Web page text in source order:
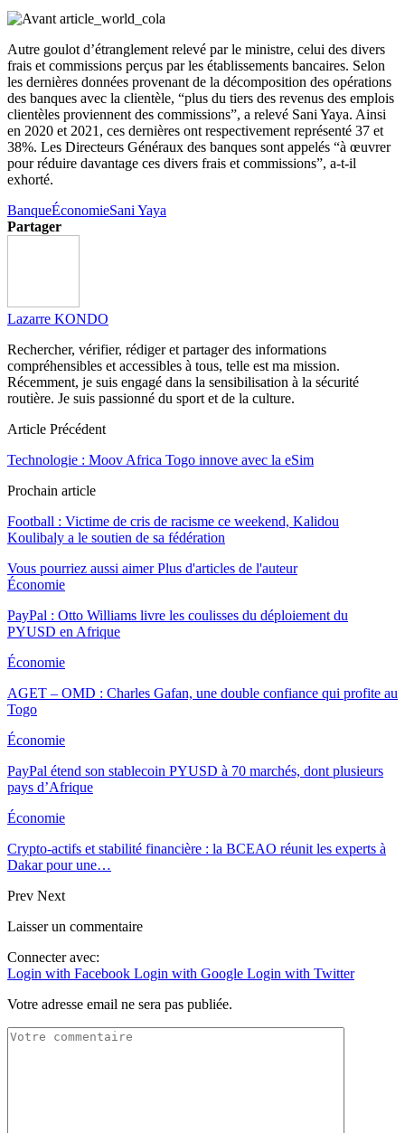
Autre goulot d’étranglement relevé par le ministre, celui des divers
frais et commissions perçus par les établissements bancaires. Selon
les dernières données provenant de la décomposition des opérations
des banques avec la clientèle, “plus du tiers des revenus des emplois
clientèles proviennent des commissions”, a relevé Sani Yaya. Ainsi
en 2020 et 2021, ces dernières ont respectivement représenté 37 et
38%. Les Directeurs Généraux des banques sont appelés “à œuvrer
pour réduire davantage ces divers frais et commissions”, a-t-il
exhorté.
BanqueÉconomieSani Yaya
Partager
Lazarre KONDO
Rechercher, vérifier, rédiger et partager des informations
compréhensibles et accessibles à tous, telle est ma mission.
Récemment, je suis engagé dans la sensibilisation à la sécurité
routière. Je suis passionné du sport et de la culture.
Article Précédent
Technologie : Moov Africa Togo innove avec la eSim
Prochain article
Football : Victime de cris de racisme ce weekend, Kalidou
Koulibaly a le soutien de sa fédération
Vous pourriez aussi aimer Plus d'articles de l'auteur
Économie
PayPal : Otto Williams livre les coulisses du déploiement du
PYUSD en Afrique
Économie
AGET – OMD : Charles Gafan, une double confiance qui profite au
Togo
Économie
PayPal étend son stablecoin PYUSD à 70 marchés, dont plusieurs
pays d’Afrique
Économie
Crypto-actifs et stabilité financière : la BCEAO réunit les experts à
Dakar pour une…
Prev Next
Laisser un commentaire
Connecter avec:
Login with Facebook Login with Google Login with Twitter
Votre adresse email ne sera pas publiée.